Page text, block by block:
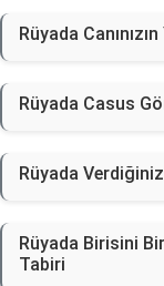
Rüyada
Rüyada Casus
Rüyada
Rüyada Birisini
Tabiri